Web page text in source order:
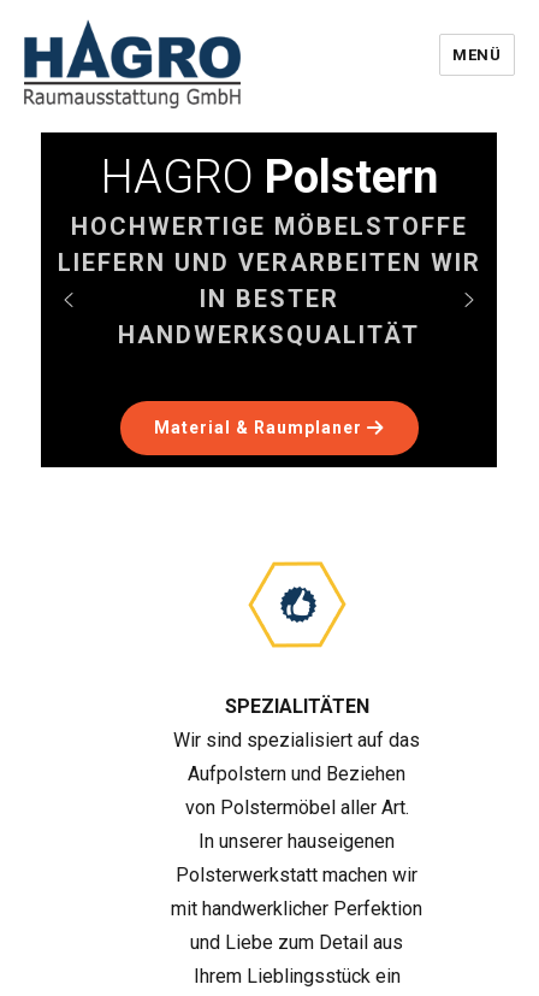
HAGRO Home
MENÜ
HAGRO Polstern
Material & Raumplaner
SPEZIALITÄTEN
Wir sind spezialisiert auf das
Aufpolstern und Beziehen
von Polstermöbel aller Art.
In unserer hauseigenen
Polsterwerkstatt machen wir
mit handwerklicher Perfektion
und Liebe zum Detail aus
Ihrem Lieblingsstück ein